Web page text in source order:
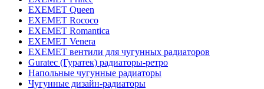
EXEMET Queen
EXEMET Rococo
EXEMET Romantica
EXEMET Venera
EXEMET вентили для чугунных радиаторов
Guratec (Гуратек) радиаторы-ретро
Напольные чугунные радиаторы
Чугунные дизайн-радиаторы